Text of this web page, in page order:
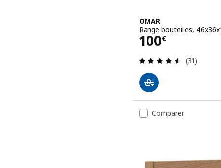
OMAR
Range bouteilles,
100€
Prix 100€
(31)
Comparer